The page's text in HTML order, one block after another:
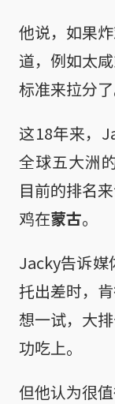
他说，如果
道，例如太
标准来拉分了
这18年来，
全球五大洲
目前的排名
鸡在蒙古。
Jacky告诉媒
托出差时，
想一试，大
功吃上。
但他认为很